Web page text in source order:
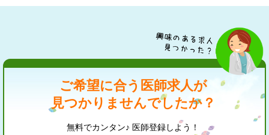
ご希望に合う医師求人が
見つかりませんでしたか？
無料でカンタン♪ 医師登録しよう！